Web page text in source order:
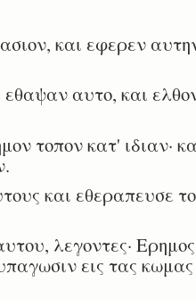
και εφερεν
αυτο, και
τοπον κατ' ιδιαν·
και εθεραπευσε
λεγοντες· Ερημος
εις τας κωμας